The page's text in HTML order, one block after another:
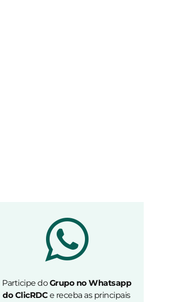
Participe doGrupo no Whatsapp
do ClicRDC e receba as principais